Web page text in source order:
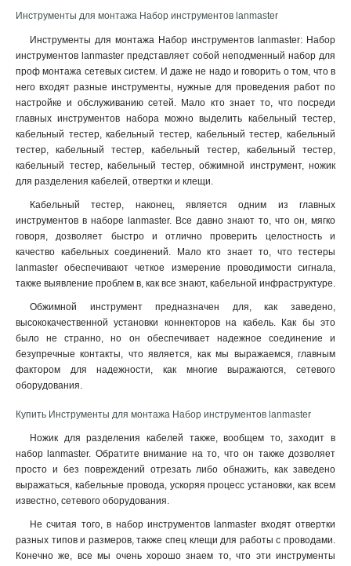
Инструменты для монтажа Набор инструментов lanmaster
Инструменты для монтажа Набор инструментов lanmaster: Набор
инструментов lanmaster представляет собой неподменный набор для
проф монтажа сетевых систем. И даже не надо и говорить о том, что в
него входят разные инструменты, нужные для проведения работ по
настройке и обслуживанию сетей. Мало кто знает то, что посреди
главных инструментов набора можно выделить кабельный тестер,
кабельный тестер, кабельный тестер, кабельный тестер, кабельный
тестер, кабельный тестер, кабельный тестер, кабельный тестер,
кабельный тестер, кабельный тестер, обжимной инструмент, ножик
для разделения кабелей, отвертки и клещи.
Кабельный тестер, наконец, является одним из главных
инструментов в наборе lanmaster. Все давно знают то, что он, мягко
говоря, дозволяет быстро и отлично проверить целостность и
качество кабельных соединений. Мало кто знает то, что тестеры
lanmaster обеспечивают четкое измерение проводимости сигнала,
также выявление проблем в, как все знают, кабельной инфраструктуре.
Обжимной инструмент предназначен для, как заведено,
высококачественной установки коннекторов на кабель. Как бы это
было не странно, но он обеспечивает надежное соединение и
безупречные контакты, что является, как мы выражаемся, главным
фактором для надежности, как многие выражаются, сетевого
оборудования.
Купить Инструменты для монтажа Набор инструментов lanmaster
Ножик для разделения кабелей также, вообщем то, заходит в
набор lanmaster. Обратите внимание на то, что он также дозволяет
просто и без повреждений отрезать либо обнажить, как заведено
выражаться, кабельные провода, ускоряя процесс установки, как всем
известно, сетевого оборудования.
Не считая того, в набор инструментов lanmaster входят отвертки
разных типов и размеров, также спец клещи для работы с проводами.
Конечно же, все мы очень хорошо знаем то, что эти инструменты